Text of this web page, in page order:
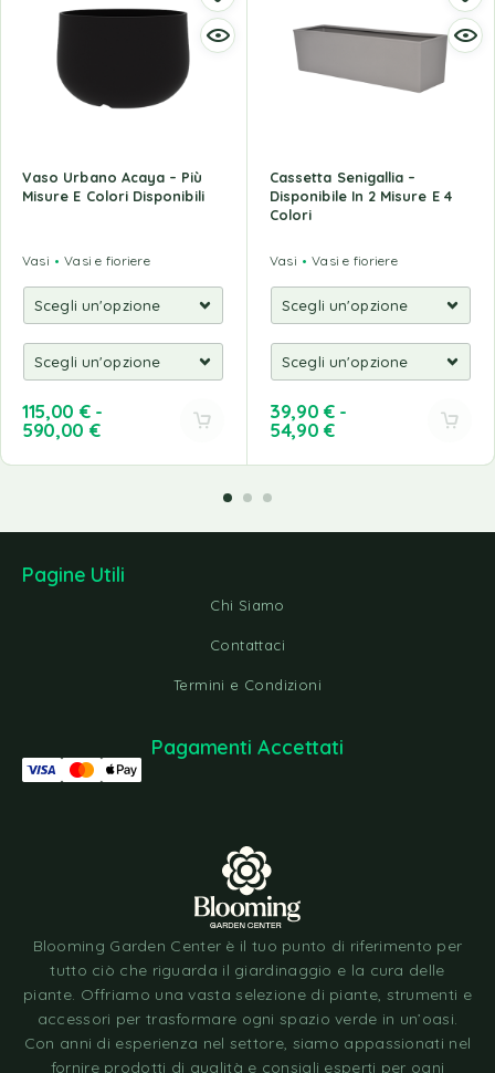
Vaso Urbano Acaya – Più
Misure E Colori Disponibili
Vasi Vasi e fioriere
115,00 € -
590,00 €
Cassetta Senigallia –
Disponibile In 2 Misure E 4
Colori
Vasi Vasi e fioriere
39,90 € -
54,90 €
Pagine Utili
Chi Siamo
Contattaci
Termini e Condizioni
Blooming Garden Center è il tuo punto di riferimento per
tutto ciò che riguarda il giardinaggio e la cura delle
piante. Offriamo una vasta selezione di piante, strumenti e
accessori per trasformare ogni spazio verde in un’oasi.
Con anni di esperienza nel settore, siamo appassionati nel
fornire prodotti di qualità e consigli esperti per ogni
Pagamenti Accettati